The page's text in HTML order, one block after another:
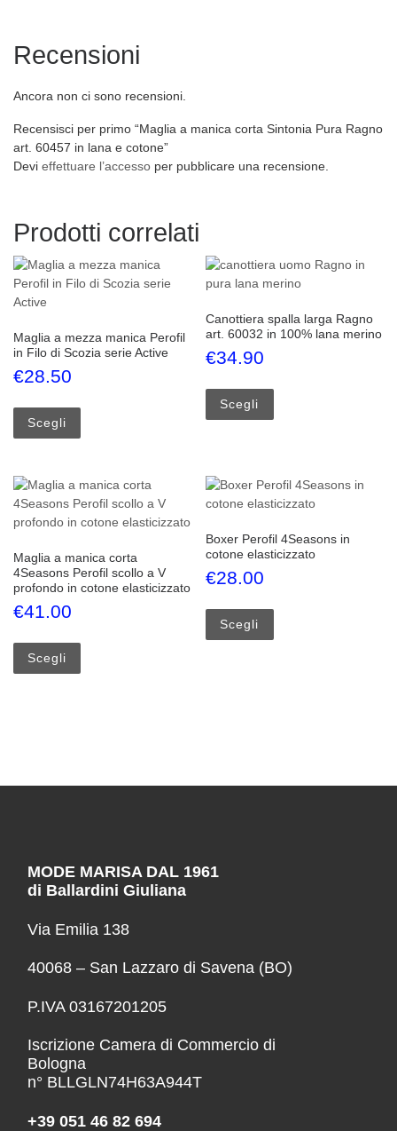
Recensioni
Ancora non ci sono recensioni.
Recensisci per primo “Maglia a manica corta Sintonia Pura Ragno
art. 60457 in lana e cotone”
Devi effettuare l’accesso per pubblicare una recensione.
Prodotti correlati
Maglia a mezza manica Perofil
in Filo di Scozia serie Active
€28.50
Scegli
Questo prodotto ha più varianti. Le opzioni possono
Canottiera spalla larga Ragno
art. 60032 in 100% lana merino
€34.90
Scegli
Maglia a manica corta
4Seasons Perofil scollo a V
profondo in cotone elasticizzato
€41.00
Scegli
Questo prodotto ha più varianti. Le opzioni possono
Boxer Perofil 4Seasons in
cotone elasticizzato
€28.00
Scegli
MODE MARISA DAL 1961
di Ballardini Giuliana
Via Emilia 138
40068 – San Lazzaro di Savena (BO)
P.IVA 03167201205
Iscrizione Camera di Commercio di
Bologna
n° BLLGLN74H63A944T
+39 051 46 82 694